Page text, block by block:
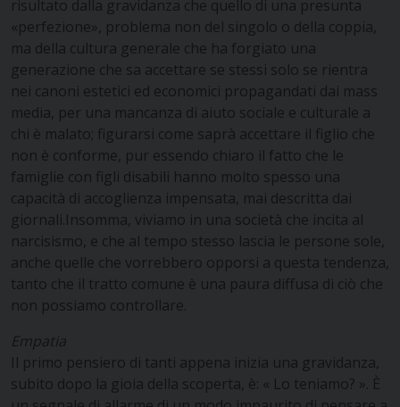
risultato dalla gravidanza che quello di una presunta
«perfezione», problema non del singolo o della coppia,
ma della cultura generale che ha forgiato una
generazione che sa accettare se stessi solo se rientra
nei canoni estetici ed economici propagandati dai mass
media, per una mancanza di aiuto sociale e culturale a
chi è malato; figurarsi come saprà accettare il figlio che
non è conforme, pur essendo chiaro il fatto che le
famiglie con figli disabili hanno molto spesso una
capacità di accoglienza impensata, mai descritta dai
giornali.Insomma, viviamo in una società che incita al
narcisismo, e che al tempo stesso lascia le persone sole,
anche quelle che vorrebbero opporsi a questa tendenza,
tanto che il tratto comune è una paura diffusa di ciò che
non possiamo controllare.
Empatia
Il primo pensiero di tanti appena inizia una gravidanza,
subito dopo la gioia della scoperta, è: « Lo teniamo? ». È